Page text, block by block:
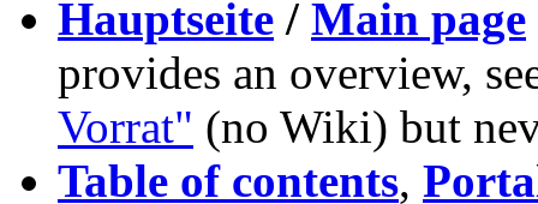
Hauptseite / Main page
provides an overview,
Vorrat" (no Wiki) but
Table of contents,